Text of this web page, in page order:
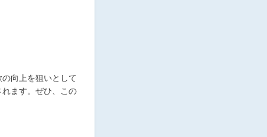
向上を狙いとして
ます。ぜひ、この